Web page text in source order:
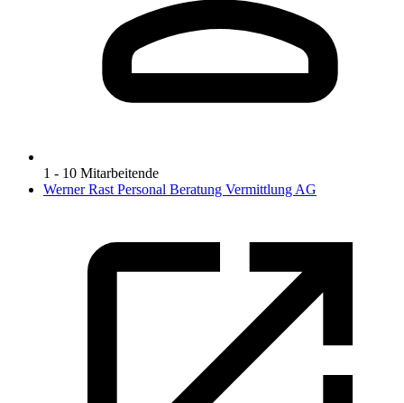
1 - 10 Mitarbeitende
Werner Rast Personal Beratung Vermittlung AG